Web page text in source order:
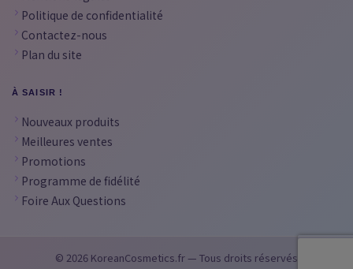
Politique de confidentialité
Contactez-nous
Plan du site
À SAISIR !
Nouveaux produits
Meilleures ventes
Promotions
Programme de fidélité
Foire Aux Questions
© 2026 KoreanCosmetics.fr — Tous droits réservés